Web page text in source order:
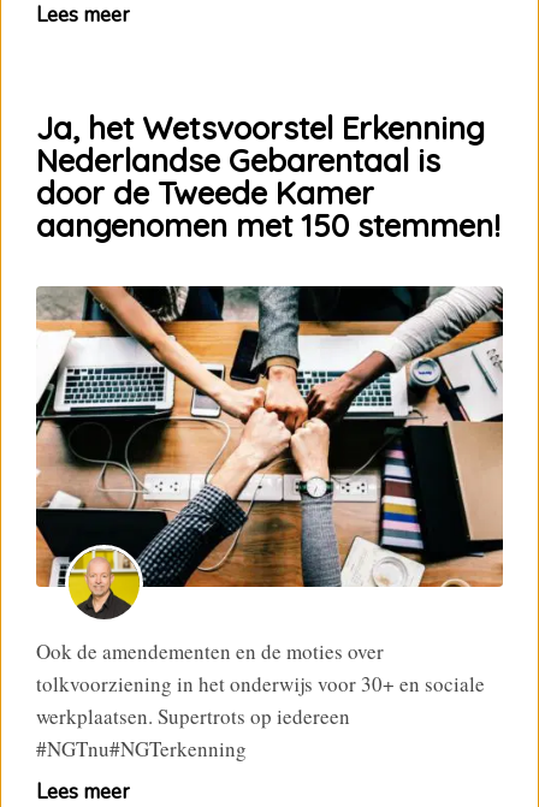
Lees meer
Ja, het Wetsvoorstel Erkenning
Nederlandse Gebarentaal is
door de Tweede Kamer
aangenomen met 150 stemmen!
Ook de amendementen en de moties over
tolkvoorziening in het onderwijs voor 30+ en sociale
werkplaatsen. Supertrots op iedereen
#NGTnu#NGTerkenning
Lees meer